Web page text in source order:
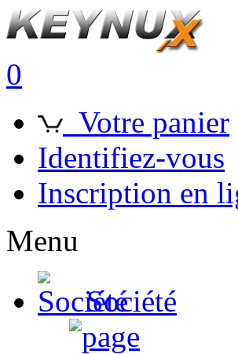
0
Votre panier
Identifiez-vous
Inscription en
Menu
Société